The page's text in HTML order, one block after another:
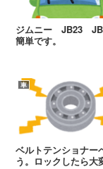
ジムニー JB23
簡単です。
車
ベルトテンショナー
う。ロックしたら大